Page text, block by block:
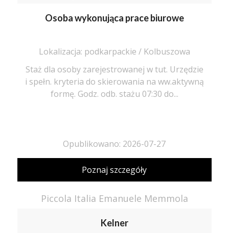
Osoba wykonująca prace biurowe
Lokalizacja: podkarpackie / Kolbuszowa
Staż dla osoby zarejestrowanej w tut. Urzędzie
i spełn. kryteria do skierowania na ww.aktywną
formę. Godz. odb. stażu 07:30 do...
Opublikowano: 2026-07-27
Poznaj szczegóły
Piccola Italia Emanuele Memmola
Kelner